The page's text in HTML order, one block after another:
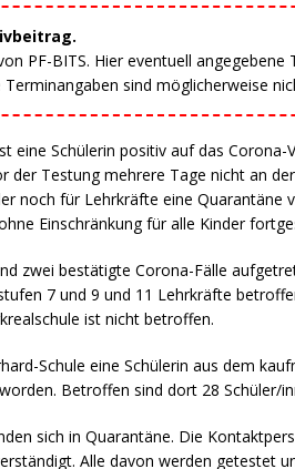
PF-BITS. Hier eventuell angegebene
sind möglicherweise
eine Schülerin positiv auf das
der Testung mehrere Tage nicht an
noch für Lehrkräfte eine Quarantäne
Einschränkung für alle Kinder
zwei bestätigte Corona-Fälle
7 und 9 und 11 Lehrkräfte
ist nicht betroffen.
Schule eine Schülerin aus dem
Betroffen sind dort 28 Schüler/
sich in Quarantäne. Die
Alle davon werden getestet